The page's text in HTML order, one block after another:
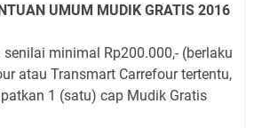
UMUM MUDIK GRATIS 2016
senilai minimal Rp200.000,- (berlaku
atau Transmart Carrefour tertentu,
1 (satu) cap Mudik Gratis